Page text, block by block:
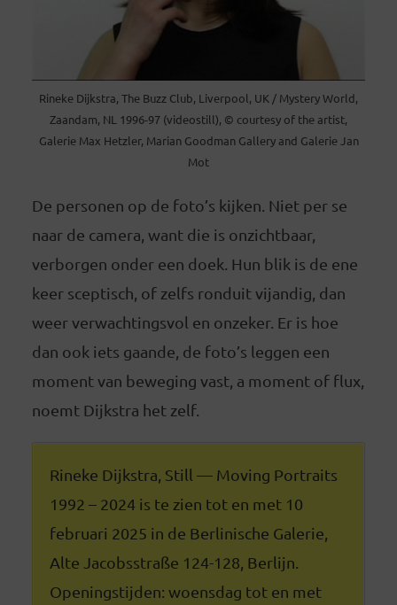
Rineke Dijkstra, The Buzz Club, Liverpool, UK / Mystery World,
Zaandam, NL 1996-97 (videostill), © courtesy of the artist,
Galerie Max Hetzler, Marian Goodman Gallery and Galerie Jan
Mot
De personen op de foto’s kijken. Niet per se
naar de camera, want die is onzichtbaar,
verborgen onder een doek. Hun blik is de ene
keer sceptisch, of zelfs ronduit vijandig, dan
weer verwachtingsvol en onzeker. Er is hoe
dan ook iets gaande, de foto’s leggen een
moment van beweging vast, a moment of flux,
noemt Dijkstra het zelf.
Rineke Dijkstra, Still — Moving Portraits
1992 – 2024 is te zien tot en met 10
februari 2025 in de Berlinische Galerie,
Alte Jacobsstraße 124-128, Berlijn.
Openingstijden: woensdag tot en met